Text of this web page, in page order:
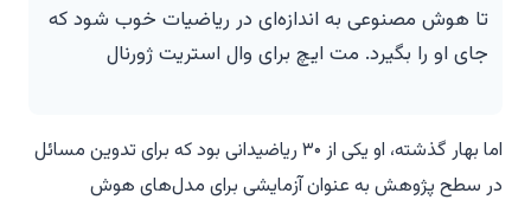
تا هوش مصنوعی به اندازه‌ای در ریاضیات خوب شود که
جای او را بگیرد. مت ایچ برای وال استریت ژورنال
اما بهار گذشته، او یکی از ۳۰ ریاضیدانی بود که برای تدوین مسائل
در سطح پژوهش به عنوان آزمایشی برای مدل‌های هوش